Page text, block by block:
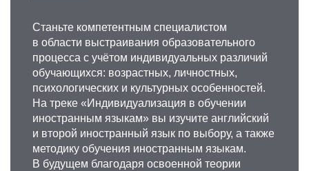
Станьте компетентным специалистом
в области выстраивания образовательного
процесса с учётом индивидуальных различий
обучающихся: возрастных, личностных,
психологических и культурных особенностей.
На треке «Индивидуализация в обучении
иностранным языкам» вы изучите английский
и второй иностранный язык по выбору, а также
методику обучения иностранным языкам.
В будущем благодаря освоенной теории